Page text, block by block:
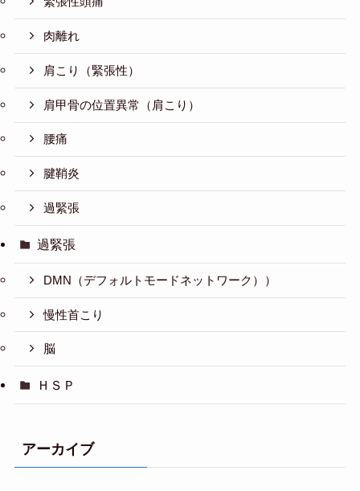
肉離れ
肩こり（緊張性）
肩甲骨の位置異常（肩こり）
腰痛
腱鞘炎
過緊張
過緊張
DMN（デフォルトモードネットワーク））
慢性首こり
脳
ＨＳＰ
アーカイブ